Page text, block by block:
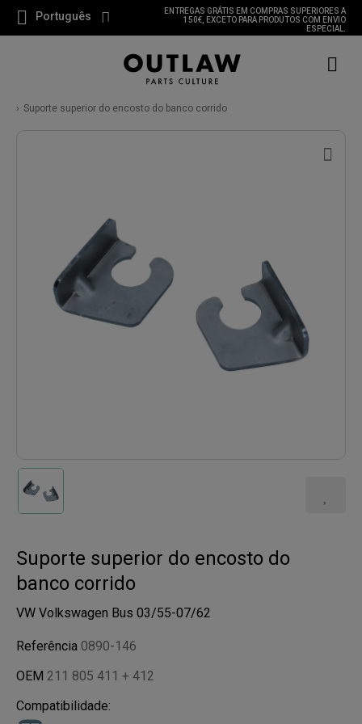
Português
ENTREGAS GRÁTIS EM COMPRAS SUPERIORES A
150€, EXCETO PARA PRODUTOS COM ENVIO
ESPECIAL.
Suporte superior do encosto do banco corrido
Suporte superior do encosto do
banco corrido
VW Volkswagen Bus 03/55-07/62
Referência 0890-146
OEM 211 805 411 + 412
Compatibilidade: